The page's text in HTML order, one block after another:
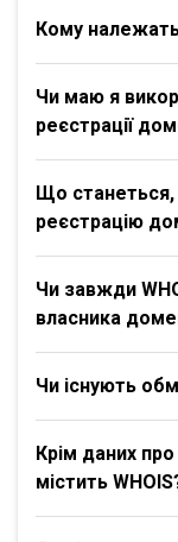
Кому
Чи маю я
реєстрації
Що
реєстрацію
Чи завжди
власника
Чи існують
Крім даних
містить